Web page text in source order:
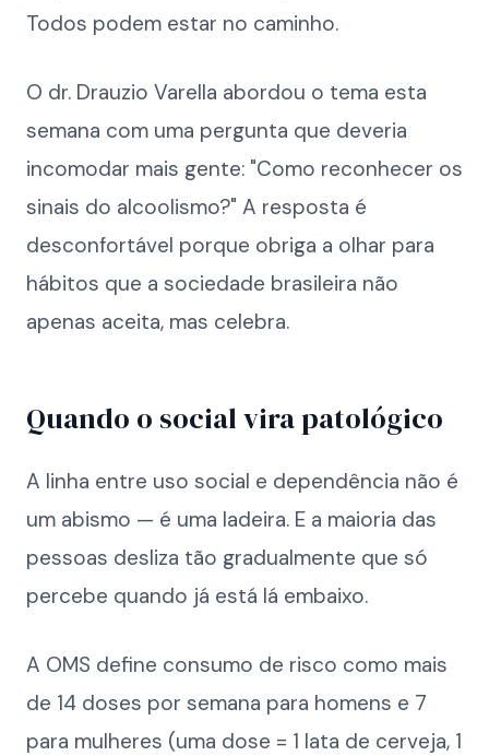
Todos podem estar no caminho.
O dr. Drauzio Varella abordou o tema esta
semana com uma pergunta que deveria
incomodar mais gente: "Como reconhecer os
sinais do alcoolismo?" A resposta é
desconfortável porque obriga a olhar para
hábitos que a sociedade brasileira não
apenas aceita, mas celebra.
Quando o social vira patológico
A linha entre uso social e dependência não é
um abismo — é uma ladeira. E a maioria das
pessoas desliza tão gradualmente que só
percebe quando já está lá embaixo.
A OMS define consumo de risco como mais
de 14 doses por semana para homens e 7
para mulheres (uma dose = 1 lata de cerveja, 1